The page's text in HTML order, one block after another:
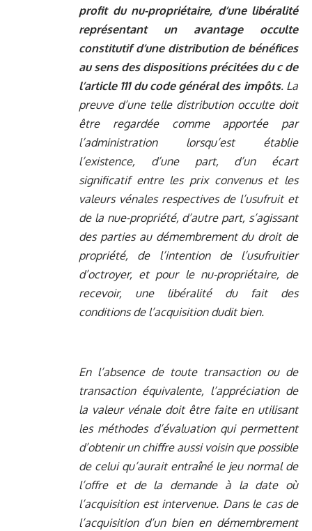
profit du nu-propriétaire, d’une libéralité
représentant un avantage occulte
constitutif d’une distribution de bénéfices
au sens des dispositions précitées du c de
l’article 111 du code général des impôts. La
preuve d’une telle distribution occulte doit
être regardée comme apportée par
l’administration lorsqu’est établie
l’existence, d’une part, d’un écart
significatif entre les prix convenus et les
valeurs vénales respectives de l’usufruit et
de la nue-propriété, d’autre part, s’agissant
des parties au démembrement du droit de
propriété, de l’intention de l’usufruitier
d’octroyer, et pour le nu-propriétaire, de
recevoir, une libéralité du fait des
conditions de l’acquisition dudit bien.
En l’absence de toute transaction ou de
transaction équivalente, l’appréciation de
la valeur vénale doit être faite en utilisant
les méthodes d’évaluation qui permettent
d’obtenir un chiffre aussi voisin que possible
de celui qu’aurait entraîné le jeu normal de
l’offre et de la demande à la date où
l’acquisition est intervenue. Dans le cas de
l’acquisition d’un bien en démembrement